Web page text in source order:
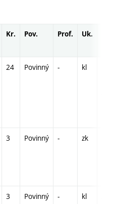
Kr. Pov. Prof. Uk.
24 Povinný - kl
3 Povinný - zk
3 Povinný - kl